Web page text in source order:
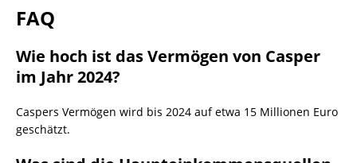
FAQ
Wie hoch ist das Vermögen von Casper
im Jahr 2024?
Caspers Vermögen wird bis 2024 auf etwa 15 Millionen Euro
geschätzt.